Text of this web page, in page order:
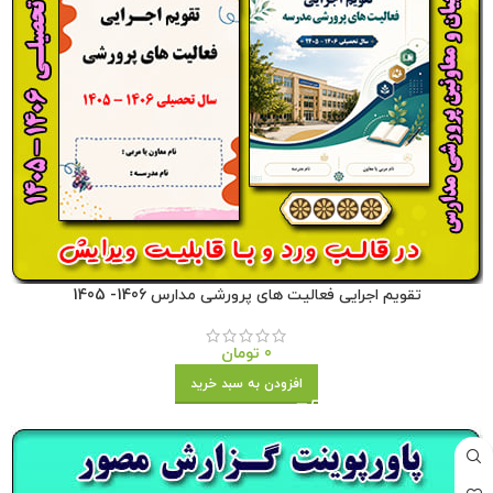
تقویم اجرایی فعالیت های پرورشی مدارس 1406- 1405
0 تومان
افزودن به سبد خرید